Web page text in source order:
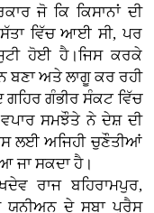
ਜੋ ਕਿ ਕਿਸਾਨਾਂ ਦੀ
ਵਿੱਚ ਆਈ ਸੀ, ਪਰ
ਹੋਈ ਹੈ।ਜਿਸ ਕਰਕੇ
ਬਣਾ ਅਤੇ ਲਾਗੂ ਕਰ ਰਹੀ
ਗਹਿਰ ਗੰਭੀਰ ਸੰਕਟ ਵਿੱਚ
ਸਮਝੌਤੇ ਨੇ ਦੇਸ਼ ਦੀ
ਲਈ ਅਜਿਹੀ ਚੁਣੌਤੀਆਂ
ਜਾ ਸਕਦਾ ਹੈ।
ਰਾਜ ਬਹਿਰਾਮਪੁਰ,
ਯੂਨੀਅਨ ਦੇ ਸੂਬਾ ਪ੍ਰੈਸ